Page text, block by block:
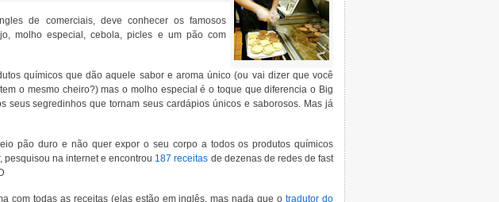
de comerciais, deve conhecer os famosos
molho especial, cebola, picles e um pão com
químicos que dão aquele sabor e aroma único (ou vai dizer que você
o mesmo cheiro?) mas o molho especial é o toque que diferencia o Big
seus segredinhos que tornam seus cardápios únicos e saborosos. Mas já
pão duro e não quer expor o seu corpo a todos os produtos químicos
pesquisou na internet e encontrou 187 receitas de dezenas de redes de fast
com todas as receitas (elas estão em inglês, mas nada que otradutor do